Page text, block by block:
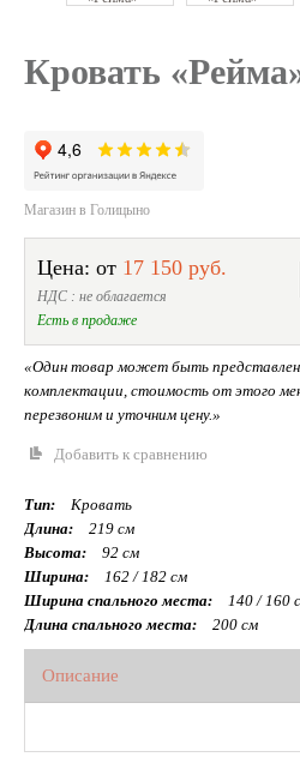
Кровать
Магазин в Голицыно
Цена: от 17 150 руб.
НДС : не облагается
Есть в продаже
«Один товар может быть представлен
комплектации, стоимость от этого
перезвоним и уточним цену.»
Добавить к сравнению
Тип:
Кровать
Длина:
219 см
Высота:
92 см
Ширина:
162 / 182 см
Ширина спального места:
140 / 160
Длина спального места:
200 см
Описание